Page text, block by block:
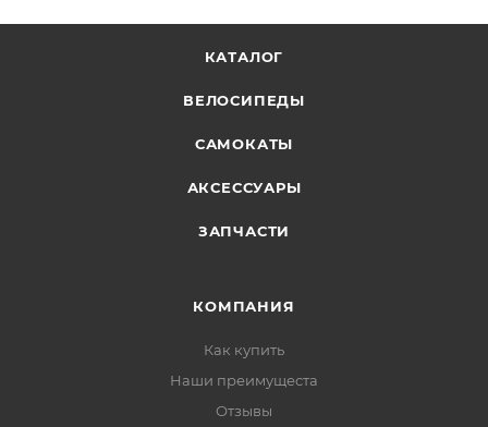
КАТАЛОГ
ВЕЛОСИПЕДЫ
САМОКАТЫ
АКСЕССУАРЫ
ЗАПЧАСТИ
КОМПАНИЯ
Как купить
Наши преимущеста
Отзывы